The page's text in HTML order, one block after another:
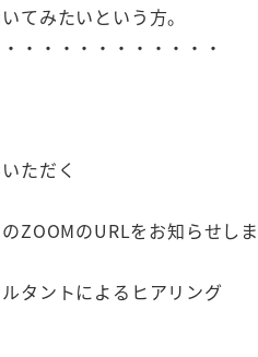
てみたいという方。
・・・・・・・・・・・
ただく
ZOOMのURLをお知らせしま
タントによるヒアリング